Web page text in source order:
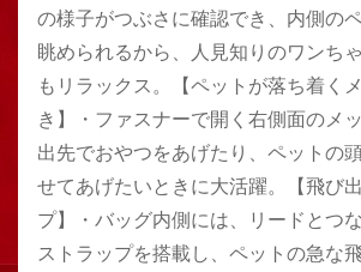
の様子がつぶさに確認でき、内側の
眺められるから、人見知りのワンち
もリラックス。【ペットが落ち着く
き】・ファスナーで開く右側面のメ
出先でおやつをあげたり、ペットの
せてあげたいときに大活躍。【飛び
プ】・バッグ内側には、リードとつ
ストラップを搭載し、ペットの急な